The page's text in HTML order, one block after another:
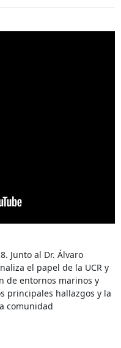
Junto al Dr. Álvaro
el papel de la UCR y
de entornos marinos y
principales hallazgos y la
comunidad